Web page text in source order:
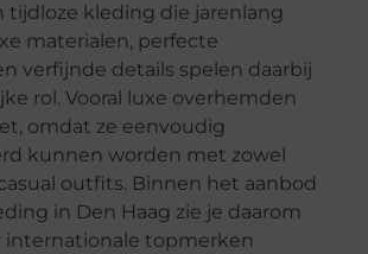
tijdloze kleding die jarenlang
materialen, perfecte
verfijnde details spelen daarbij
rol. Vooral luxe overhemden
omdat ze eenvoudig
kunnen worden met zowel
outfits. Binnen het aanbod
in Den Haag zie je daarom
internationale topmerken